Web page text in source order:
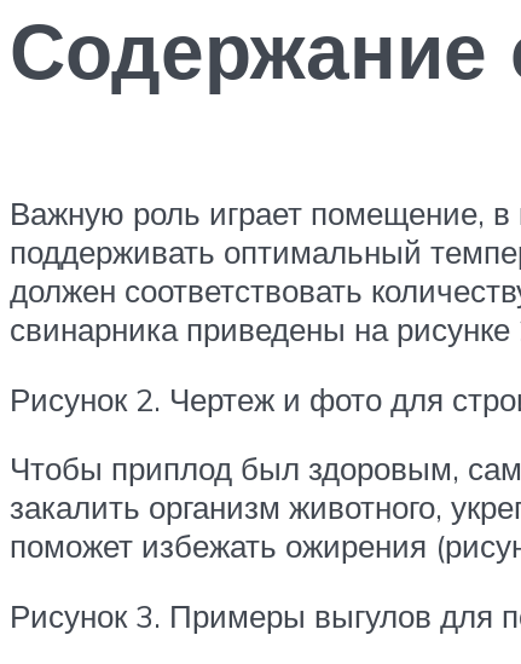
Содержание
Важную роль играет помещение, в
поддерживать оптимальный
должен соответствовать
свинарника приведены на рисунке
Рисунок 2. Чертеж и фото для
Чтобы приплод был здоровым,
закалить организм животного,
поможет избежать ожирения
Рисунок 3. Примеры выгулов для